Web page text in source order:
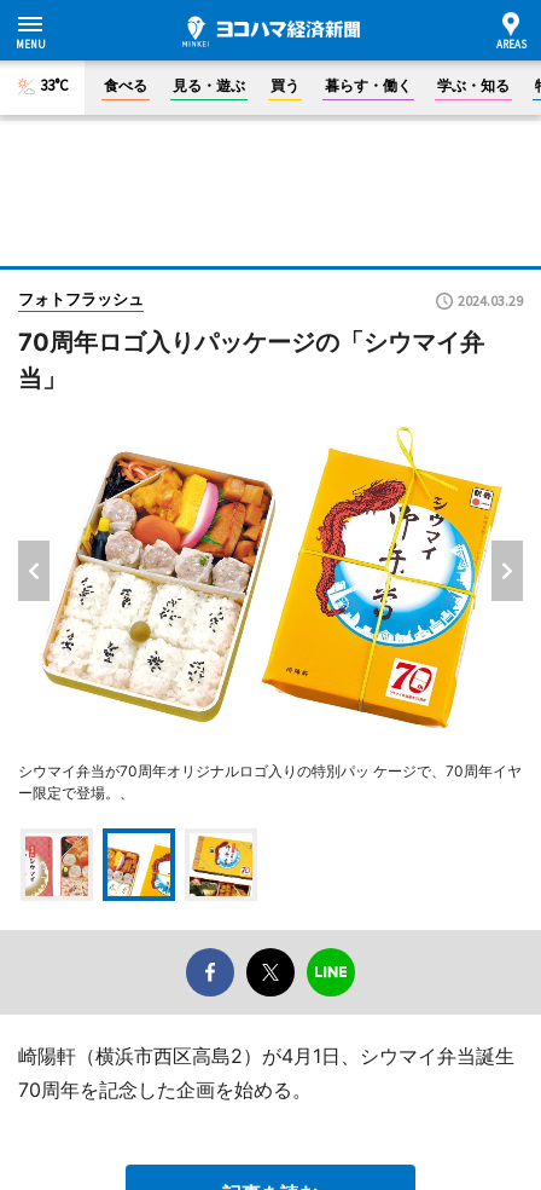
33°C 食べる 見る・遊ぶ 買う 暮らす・働く 学ぶ・知る
フォトフラッシュ 2024.03.29
70周年ロゴ入りパッケージの「シウマイ弁
当」
シウマイ弁当が70周年オリジナルロゴ入りの特別パッ ケージで、70周年イヤ
ー限定で登場。、
崎陽軒（横浜市西区高島2）が4月1日、シウマイ弁当誕生
70周年を記念した企画を始める。